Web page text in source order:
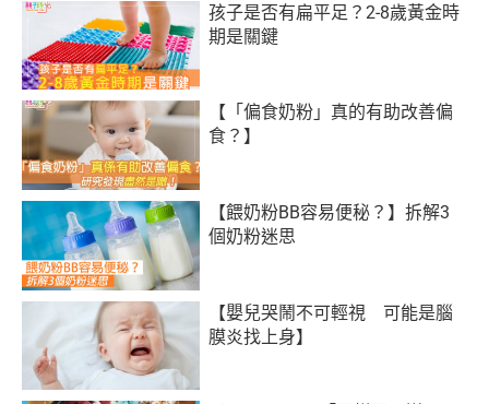
孩子是否有扁平足？2-8歲黃金時
期是關鍵
【「偏食奶粉」真的有助改善偏
食？】
【餵奶粉BB容易便秘？】拆解3
個奶粉迷思
【嬰兒哭鬧不可輕視 可能是腦
膜炎找上身】